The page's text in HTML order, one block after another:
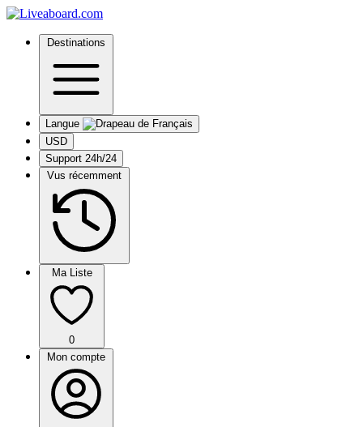
Destinations
Langue
USD
Support 24h/24
Vus récemment
Ma Liste
0
Mon compte